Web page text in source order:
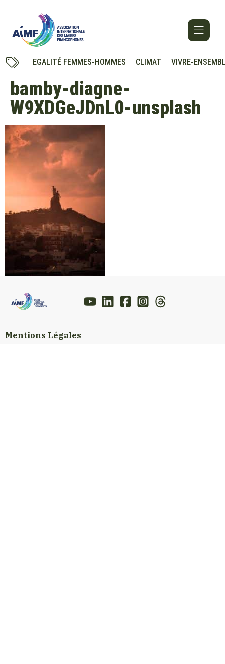
EGALITÉ FEMMES-HOMMES CLIMAT VIVRE-
bamby-diagne-
W9XDGeJDnL0-unsplash
Mentions Légales